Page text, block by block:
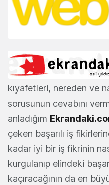
kıyafetleri, nereden ve
sorusunun cevabını
anladığım
çeken başarılı iş
kadar iyi bir iş fikrinin
kurgulanıp elindeki
kaçıracağının da en